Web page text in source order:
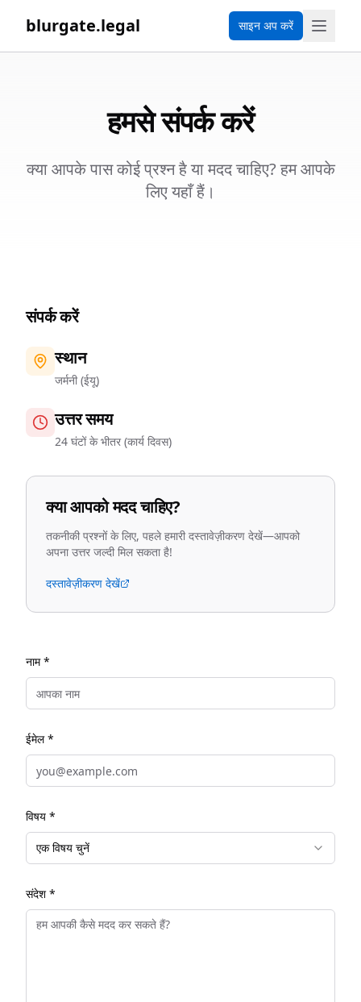
blurgate.legal साइन अप करें
हमसे संपर्क करें
क्या आपके पास कोई प्रश्न है या मदद चाहिए? हम आपके
लिए यहाँ हैं।
संपर्क करें
स्थान
जर्मनी (ईयू)
उत्तर समय
24 घंटों के भीतर (कार्य दिवस)
क्या आपको मदद चाहिए?
तकनीकी प्रश्नों के लिए, पहले हमारी दस्तावेज़ीकरण देखें—आपको
अपना उत्तर जल्दी मिल सकता है!
दस्तावेज़ीकरण देखें
नाम *
ईमेल *
विषय *
एक विषय चुनें
संदेश *